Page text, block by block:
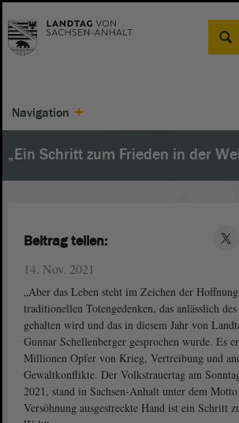
Suche
Navigation
„Ein Schritt zum Frieden in der
14. Nov. 2021
„Aber das Leben steht im Zeichen der
traditionellen Totengedenken, das anlässlich
gehalten wird und das in diesem Jahr von
Gunnar Schellenberger gesprochen wurde. Es
Millionen Opfer von Krieg, Vertreibung und
Gewaltkonflikte. Der Volkstrauertag am
2021, stand in Sachsen-Anhalt unter dem Motto
Versöhnung ausgestreckte Hand ist ein Schritt
Beitrag teilen: